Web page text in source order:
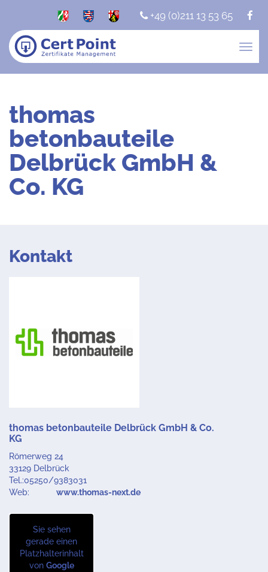
+49 (0)211 13 53 65
thomas
betonbauteile
Delbrück GmbH &
Co. KG
Kontakt
thomas betonbauteile Delbrück GmbH & Co.
KG
Römerweg 24
33129 Delbrück
Tel.:05250/9383031
Web:
www.thomas-next.de
Sie sehen
gerade einen
Platzhalterinhalt
von Google